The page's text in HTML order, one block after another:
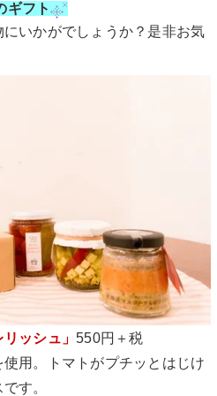
ギフト
いかがでしょうか？是非お気
リッシュ」550円＋税
用。トマトがプチッとはじけ
す。